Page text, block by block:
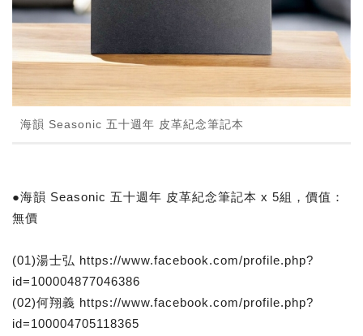
海韻 Seasonic 五十週年 皮革紀念筆記本
●海韻 Seasonic 五十週年 皮革紀念筆記本 x 5組，價值：
無價
(01)湯士弘 https://www.facebook.com/profile.php?
id=100004877046386
(02)何翔義 https://www.facebook.com/profile.php?
id=100004705118365